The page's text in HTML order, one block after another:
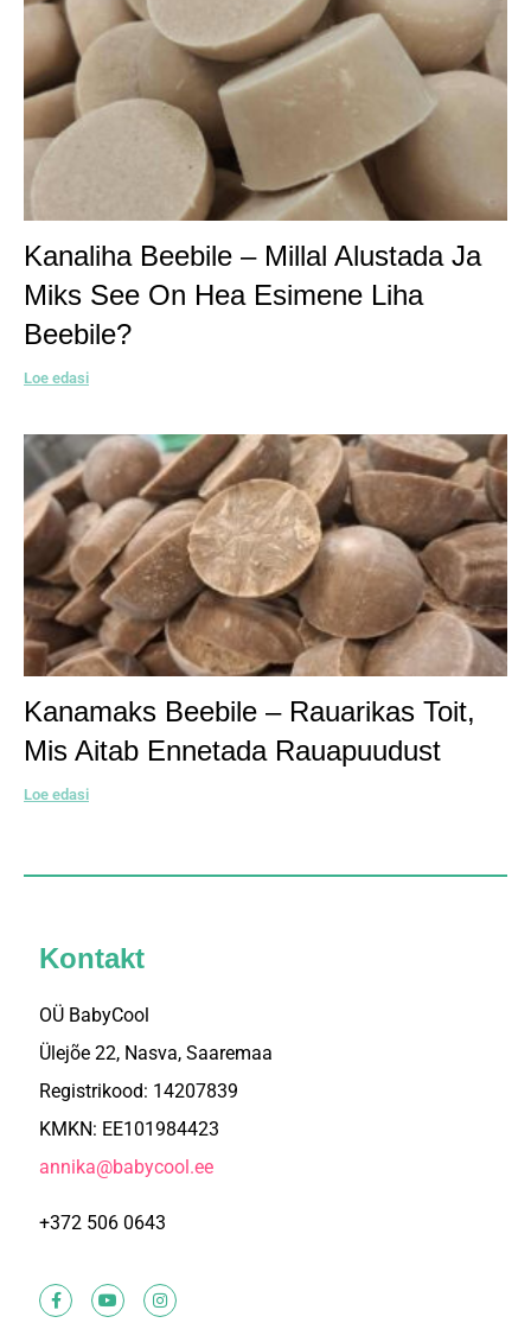
Kanaliha Beebile – Millal Alustada Ja
Miks See On Hea Esimene Liha
Beebile?
Loe edasi
Kanamaks Beebile – Rauarikas Toit,
Mis Aitab Ennetada Rauapuudust
Loe edasi
Kontakt
OÜ BabyCool
Ülejõe 22, Nasva, Saaremaa
Registrikood: 14207839
KMKN: EE101984423
annika@babycool.ee
+372 506 0643